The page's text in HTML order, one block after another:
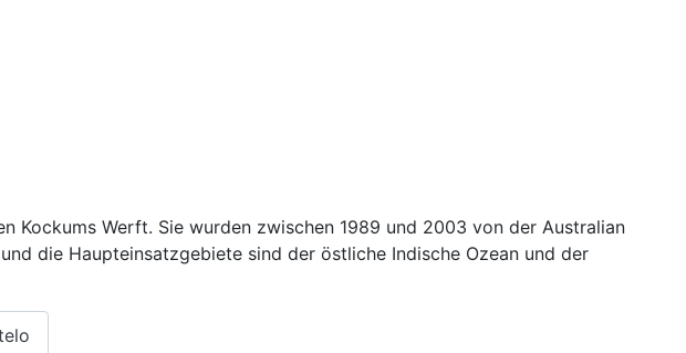
Kockums Werft. Sie wurden zwischen 1989 und 2003 von der Australian
die Haupteinsatzgebiete sind der östliche Indische Ozean und der